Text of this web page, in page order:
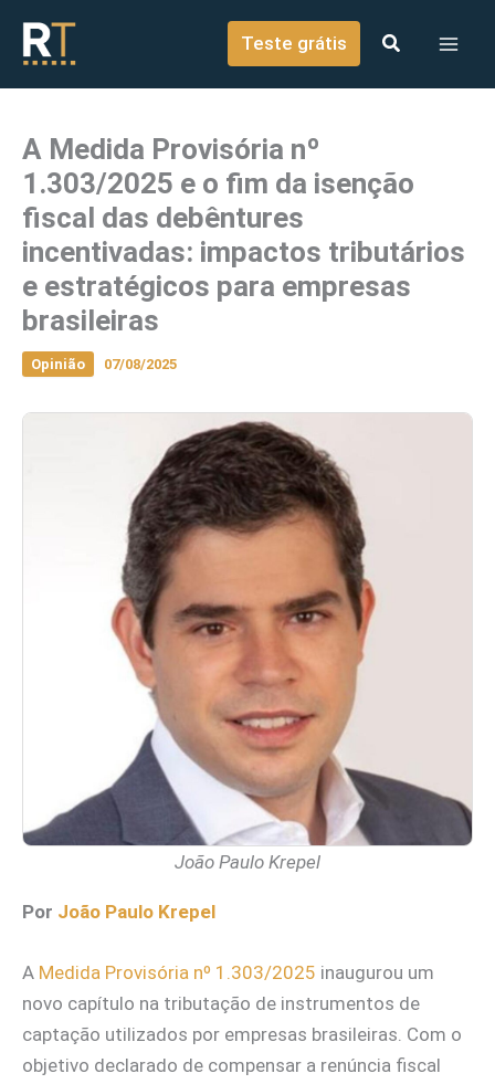
conteúdo
Teste grátis
A Medida Provisória nº
1.303/2025 e o fim da isenção
fiscal das debêntures
incentivadas: impactos tributários
e estratégicos para empresas
brasileiras
Opinião 07/08/2025
João Paulo Krepel
Por João Paulo Krepel
A Medida Provisória nº 1.303/2025 inaugurou um
novo capítulo na tributação de instrumentos de
captação utilizados por empresas brasileiras. Com o
objetivo declarado de compensar a renúncia fiscal